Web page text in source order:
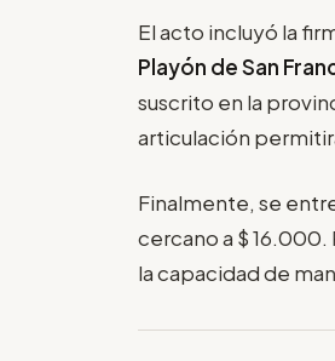
El acto incluyó la
Playón de San
suscrito en la
articulación
Finalmente, se
cercano a $ 16.000.
la capacidad de